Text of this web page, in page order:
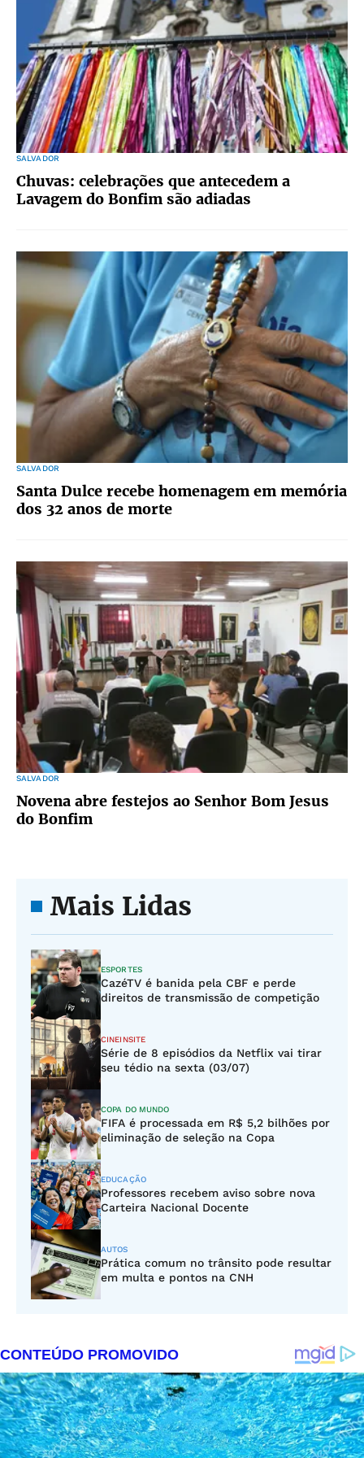
SALVADOR
Chuvas: celebrações que antecedem a
Lavagem do Bonfim são adiadas
SALVADOR
Santa Dulce recebe homenagem em memória
dos 32 anos de morte
SALVADOR
Novena abre festejos ao Senhor Bom Jesus
do Bonfim
Mais Lidas
ESPORTES
CazéTV é banida pela CBF e perde
direitos de transmissão de competição
CINEINSITE
Série de 8 episódios da Netflix vai tirar
seu tédio na sexta (03/07)
COPA DO MUNDO
FIFA é processada em R$ 5,2 bilhões por
eliminação de seleção na Copa
EDUCAÇÃO
Professores recebem aviso sobre nova
Carteira Nacional Docente
AUTOS
Prática comum no trânsito pode resultar
em multa e pontos na CNH